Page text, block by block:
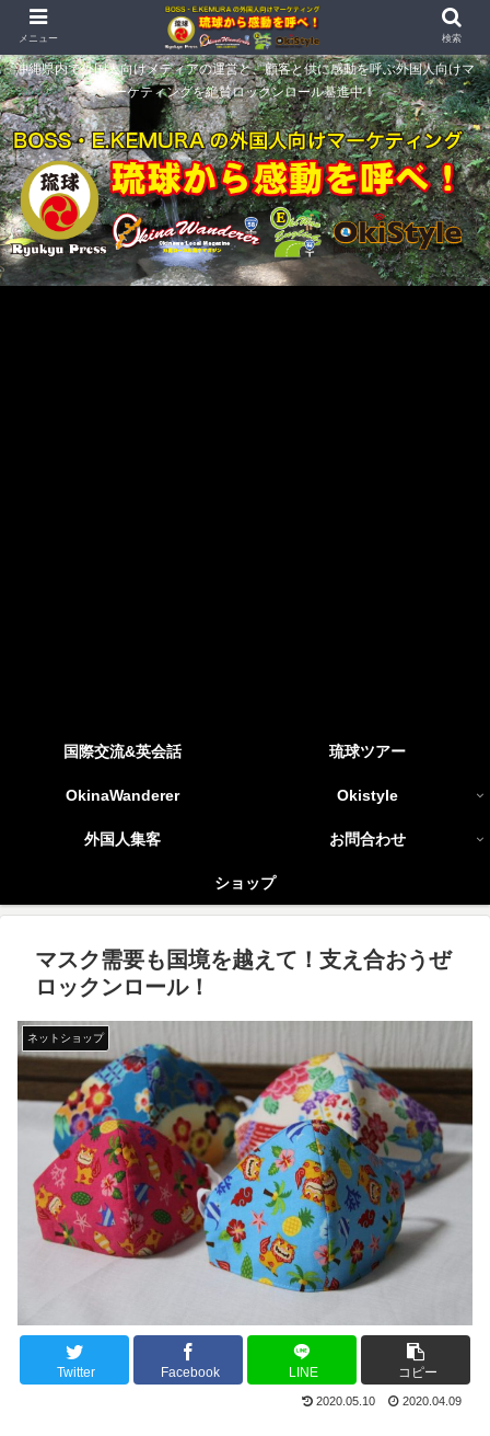
沖縄県内で外国人向けメディアの運営と、顧客と供に感動を呼ぶ外国人向けマ
ーケティングを絶賛ロックンロール驀進中！
国際交流&英会話 琉球ツアー
OkinaWanderer Okistyle
外国人集客 お問合わせ
ショップ
マスク需要も国境を越えて！支え合おうぜ
ロックンロール！
ネットショップ
Twitter Facebook LINE コピー
2020.05.10 2020.04.09
メニュー 検索